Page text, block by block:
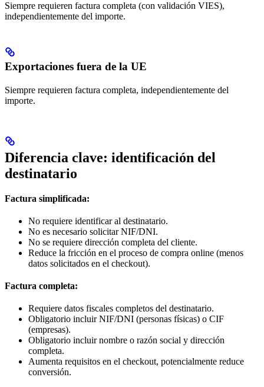
Siempre requieren factura completa (con validación VIES),
independientemente del importe.
Exportaciones fuera de la UE
Siempre requieren factura completa, independientemente del
importe.
Diferencia clave: identificación del
destinatario
Factura simplificada:
No requiere identificar al destinatario.
No es necesario solicitar NIF/DNI.
No se requiere dirección completa del cliente.
Reduce la fricción en el proceso de compra online (menos
datos solicitados en el checkout).
Factura completa:
Requiere datos fiscales completos del destinatario.
Obligatorio incluir NIF/DNI (personas físicas) o CIF
(empresas).
Obligatorio incluir nombre o razón social y dirección
completa.
Aumenta requisitos en el checkout, potencialmente reduce
conversión.